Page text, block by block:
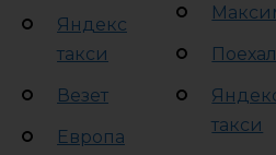
Яндекс
такси
Везет
Европа
такси